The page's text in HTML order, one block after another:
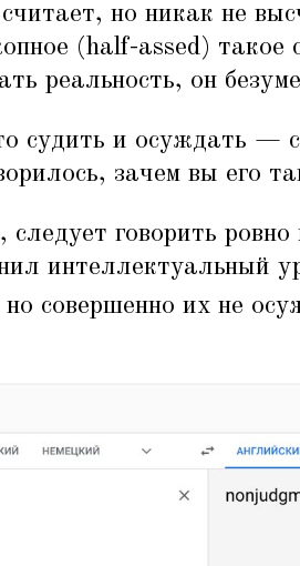
но никак не
(half-assed) такое
реальность, он
судить и осуждать —
зачем вы его
следует говорить ровно
интеллектуальный
совершенно их не